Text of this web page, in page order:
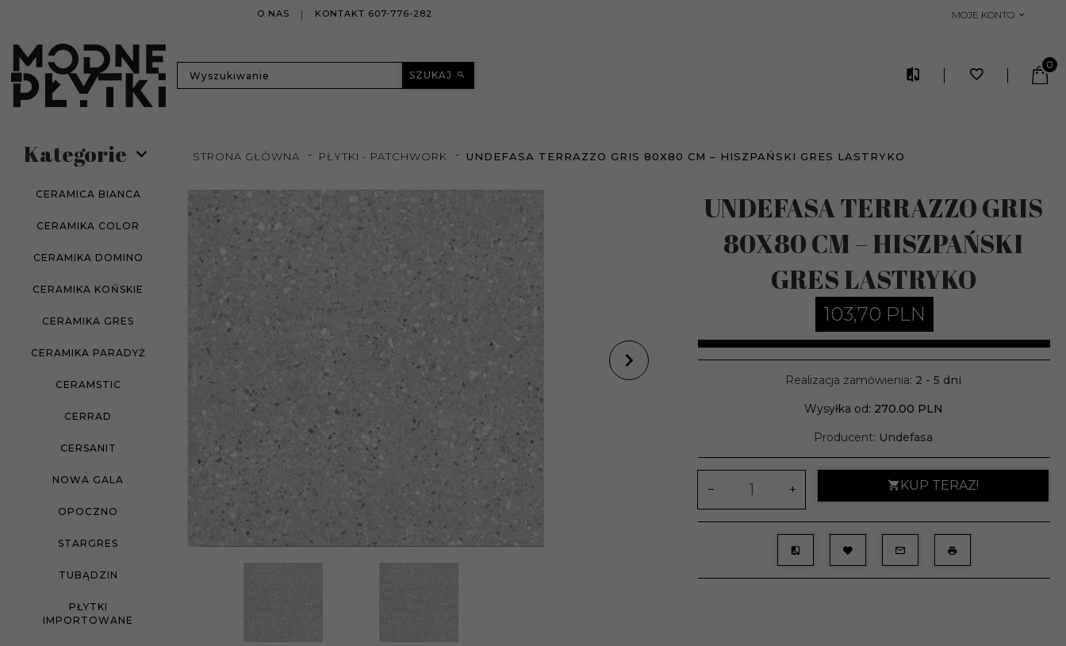
O NAS KONTAKT 607-776-282 MOJE KONTO
SZUKAJ
0
Kategorie
CERAMICA BIANCA
CERAMIKA COLOR
CERAMIKA DOMINO
CERAMIKA KOŃSKIE
CERAMIKA GRES
CERAMIKA PARADYŻ
CERAMSTIC
CERRAD
CERSANIT
NOWA GALA
OPOCZNO
STARGRES
TUBĄDZIN
PŁYTKI
IMPORTOWANE
STRONA GŁÓWNA PŁYTKI - PATCHWORK UNDEFASA TERRAZZO GRIS 80X80 CM – HISZPAŃSKI GRES LASTRYKO
UNDEFASA TERRAZZO GRIS
80X80 CM – HISZPAŃSKI
GRES LASTRYKO
103,70 PLN
Realizacja zamówienia: 2 - 5 dni
Wysyłka od: 270.00 PLN
Producent: Undefasa
KUP TERAZ!